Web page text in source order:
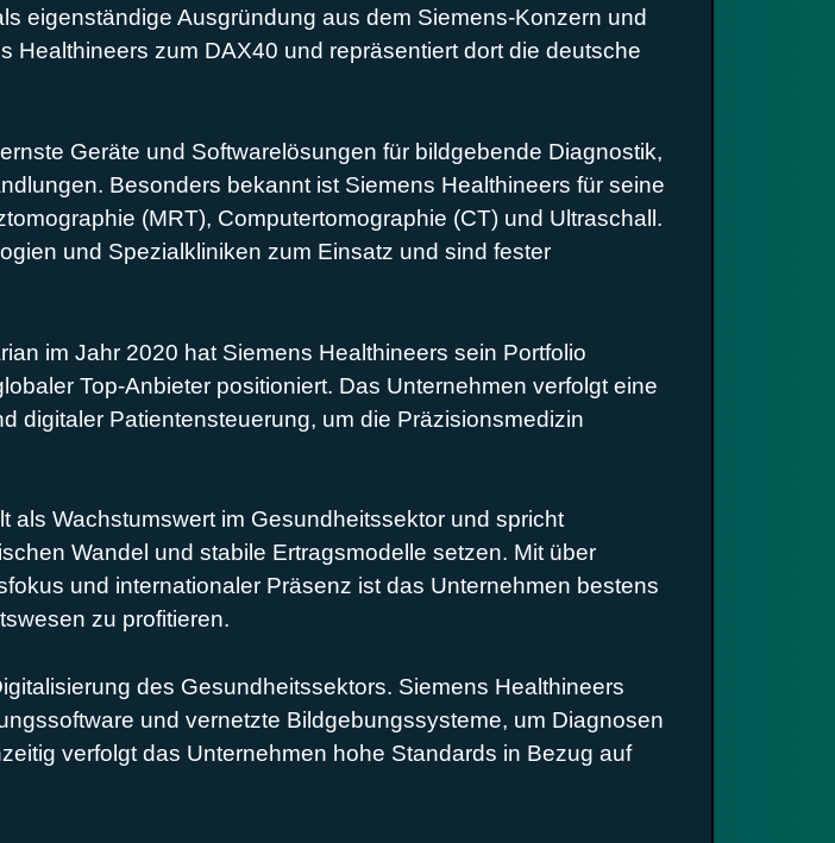
eigenständige Ausgründung aus dem Siemens-Konzern und
Healthineers zum DAX40 und repräsentiert dort die deutsche
Geräte und Softwarelösungen für bildgebende Diagnostik,
Besonders bekannt ist Siemens Healthineers für seine
(MRT), Computertomographie (CT) und Ultraschall.
und Spezialkliniken zum Einsatz und sind fester
im Jahr 2020 hat Siemens Healthineers sein Portfolio
Top-Anbieter positioniert. Das Unternehmen verfolgt eine
digitaler Patientensteuerung, um die Präzisionsmedizin
als Wachstumswert im Gesundheitssektor und spricht
Wandel und stabile Ertragsmodelle setzen. Mit über
und internationaler Präsenz ist das Unternehmen bestens
zu profitieren.
des Gesundheitssektors. Siemens Healthineers
und vernetzte Bildgebungssysteme, um Diagnosen
verfolgt das Unternehmen hohe Standards in Bezug auf